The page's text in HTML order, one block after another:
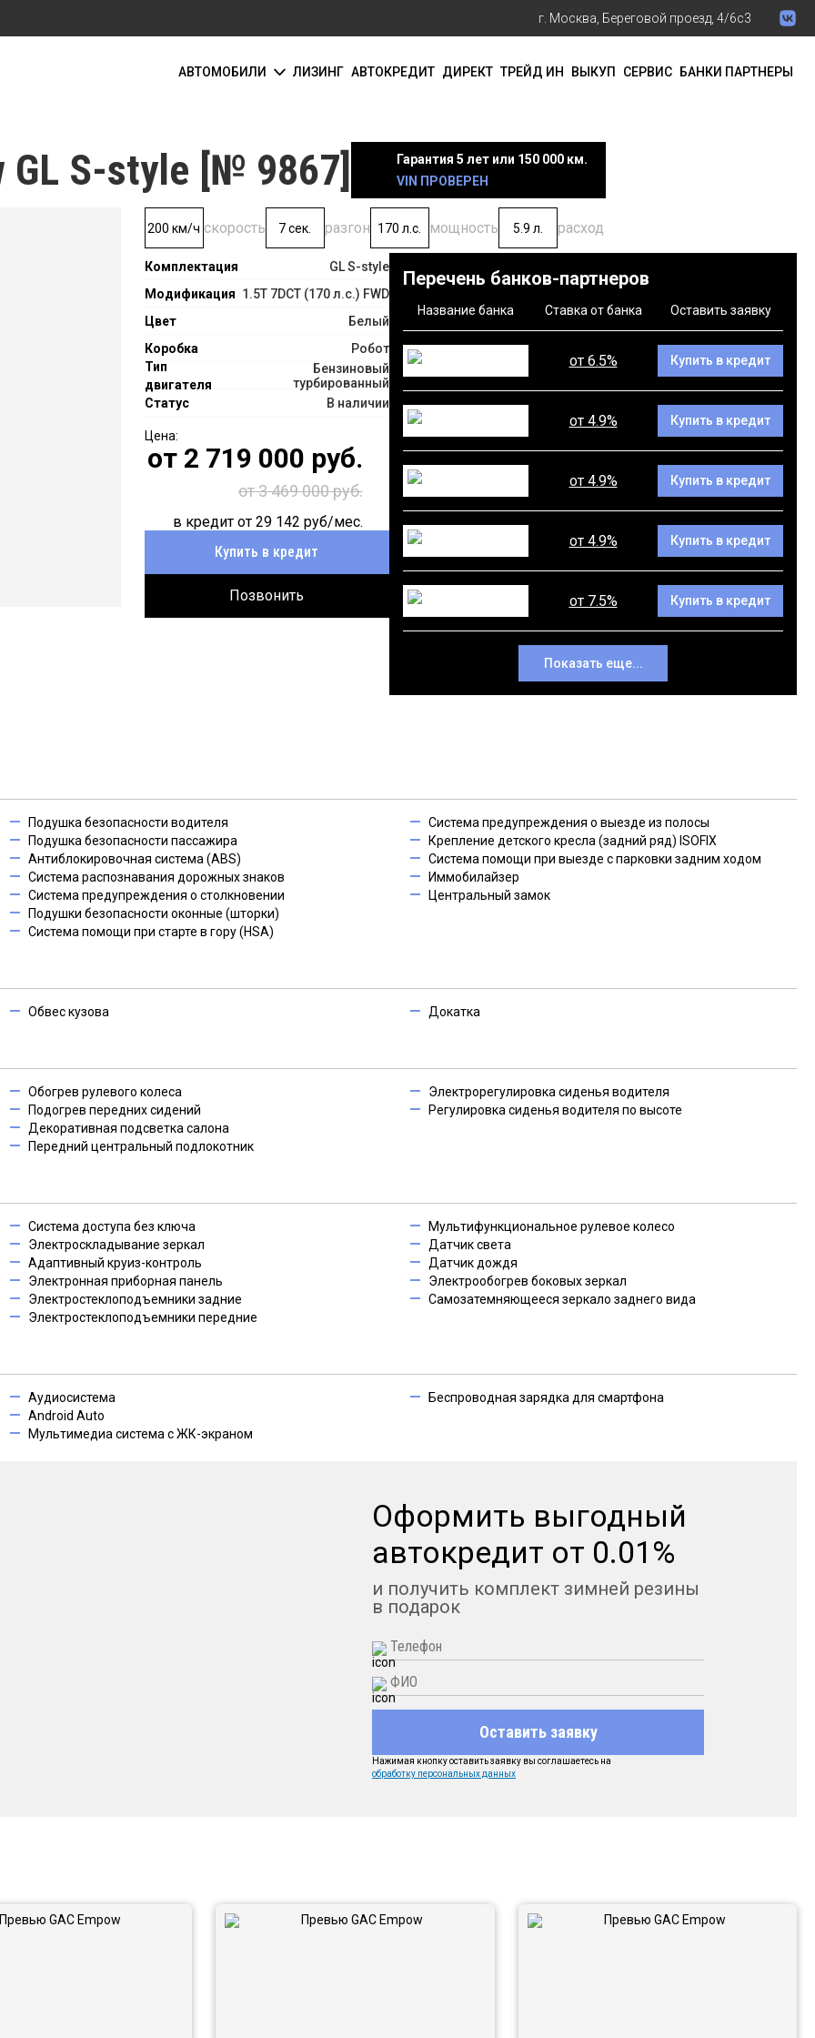
г. Москва, Береговой проезд, 4/6с3
АВТОМОБИЛИ ЛИЗИНГ АВТОКРЕДИТ ДИРЕКТ ТРЕЙД ИН ВЫКУП СЕРВИС БАНКИ ПАРТНЕРЫ
GL S-style [№ 9867]
Гарантия 5 лет или 150 000 км.
VIN ПРОВЕРЕН
Комплектация
GL S-style
Модификация 1.5T 7DCT (170 л.с.) FWD
Цвет
Белый
Коробка
Робот
Тип
двигателя
Бензиновый
турбированный
Статус
В наличии
200 км/ч скорость 7 сек. разгон 170 л.с. мощность 5.9 л. расход
от 2 719 000 руб.
от 3 469 000 руб.
в кредит от 29 142 руб/мес.
Купить в кредит
Позвонить
Перечень банков-партнеров
Название банка Ставка от банка Оставить заявку
от 6.5% Купить в кредит
от 4.9% Купить в кредит
от 4.9% Купить в кредит
от 4.9% Купить в кредит
от 7.5% Купить в кредит
Показать еще...
Подушка безопасности водителя
Подушка безопасности пассажира
Антиблокировочная система (ABS)
Система распознавания дорожных знаков
Система предупреждения о столкновении
Подушки безопасности оконные (шторки)
Система помощи при старте в гору (HSA)
Система предупреждения о выезде из полосы
Крепление детского кресла (задний ряд) ISOFIX
Система помощи при выезде с парковки задним ходом
Иммобилайзер
Центральный замок
Обвес кузова Докатка
Обогрев рулевого колеса
Подогрев передних сидений
Декоративная подсветка салона
Передний центральный подлокотник
Электрорегулировка сиденья водителя
Регулировка сиденья водителя по высоте
Система доступа без ключа
Электроскладывание зеркал
Адаптивный круиз-контроль
Электронная приборная панель
Электростеклоподъемники задние
Электростеклоподъемники передние
Мультифункциональное рулевое колесо
Датчик света
Датчик дождя
Электрообогрев боковых зеркал
Самозатемняющееся зеркало заднего вида
Аудиосистема
Android Auto
Мультимедиа система с ЖК-экраном
Беспроводная зарядка для смартфона
Оформить выгодный
автокредит от 0.01%
и получить комплект зимней резины
в подарок
Оставить заявку
Нажимая кнопку оставить заявку вы соглашаетесь на
обработку персональных данных